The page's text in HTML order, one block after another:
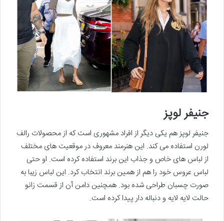
جنیفر لوپز
جنیفر لوپز هم یکی دیگر از افراد مشهوری است که از محصولات رالف
لورن استفاده می کند. این هنرمند معروف در موقعیت های مختلف
از لباس های خاص و جذاب این برند استفاده کرده است. او حتی
لباس عروس خود را هم از همین برند انتخاب کرد. این لباس زیبا به
صورت چسبان طراحی شده بود. همچنین دامن آن از قسمت زانو
حالت لایه لایه و دنباله دار پیدا کرده است.